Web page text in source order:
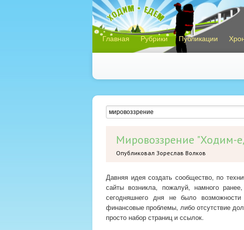
Главная Рубрики Публикации
Мировоззрение "Ходим-
Опубликовал Зореслав Волков
Давняя идея создать сообщество, по
сайты возникла, пожалуй, намного
сегодняшнего дня не было
финансовые проблемы, либо отсутствие
просто набор страниц и ссылок.